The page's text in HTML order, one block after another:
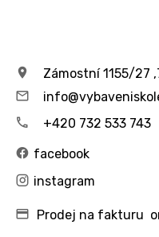
Zámostní 1155/27
+420 732 533 743
facebook
instagram
Prodej na fakturu